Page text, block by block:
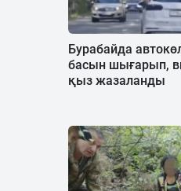
Бурабайда
басын шығарып,
қыз жазаланды